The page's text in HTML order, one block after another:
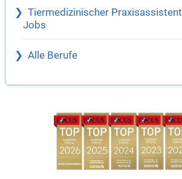
Tiermedizinischer Praxisassistent
Jobs
Alle Berufe